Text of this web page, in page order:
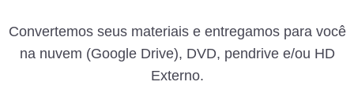
Convertemos seus materiais e entregamos para você
na nuvem (Google Drive), DVD, pendrive e/ou HD
Externo.